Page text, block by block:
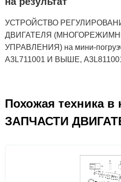
УСТРОЙСТВО
ДВИГАТЕЛЯ
УПРАВЛЕНИЯ) на мини-
A3L711001 И ВЫШЕ,
Похожая техника в
ЗАПЧАСТИ